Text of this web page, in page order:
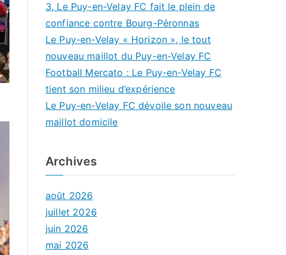
3, Le Puy-en-Velay FC fait le plein de
confiance contre Bourg-Péronnas
Le Puy-en-Velay « Horizon », le tout
nouveau maillot du Puy-en-Velay FC
Football Mercato : Le Puy-en-Velay FC
tient son milieu d’expérience
Le Puy-en-Velay FC dévoile son nouveau
maillot domicile
Archives
août 2026
juillet 2026
juin 2026
mai 2026